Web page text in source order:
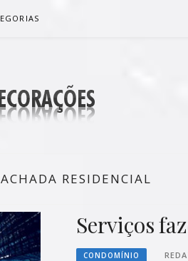
RESIDENCIAL
Serviços
CONDOMÍNIO